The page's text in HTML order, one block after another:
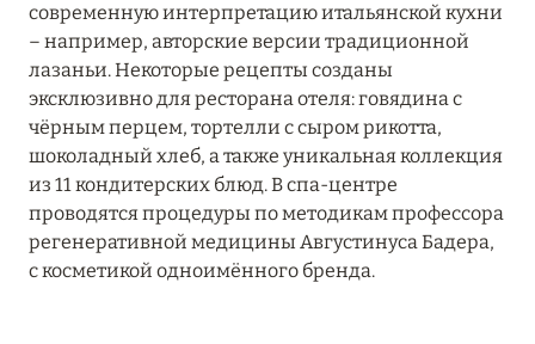
Starhotels Anderson
Starhotels Business Palace
Starhotels E.c.ho.
Starhotels Grand Milan
Starhotels Ritz
Starhotels Tourist
современную интерпретацию итальянской кухни
– например, авторские версии традиционной
лазаньи. Некоторые рецепты созданы
эксклюзивно для ресторана отеля: говядина с
чёрным перцем, тортелли с сыром рикотта,
шоколадный хлеб, а также уникальная коллекция
из 11 кондитерских блюд. В спа-центре
проводятся процедуры по методикам профессора
регенеративной медицины Августинуса Бадера,
с косметикой одноимённого бренда.